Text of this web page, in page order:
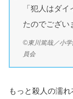
「犯人はダ
たのでござい
©東川篤哉／小
員会
もっと殺人の濡